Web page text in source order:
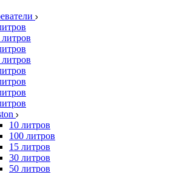
литров
литров
10 литров
100 литров
15 литров
30 литров
50 литров